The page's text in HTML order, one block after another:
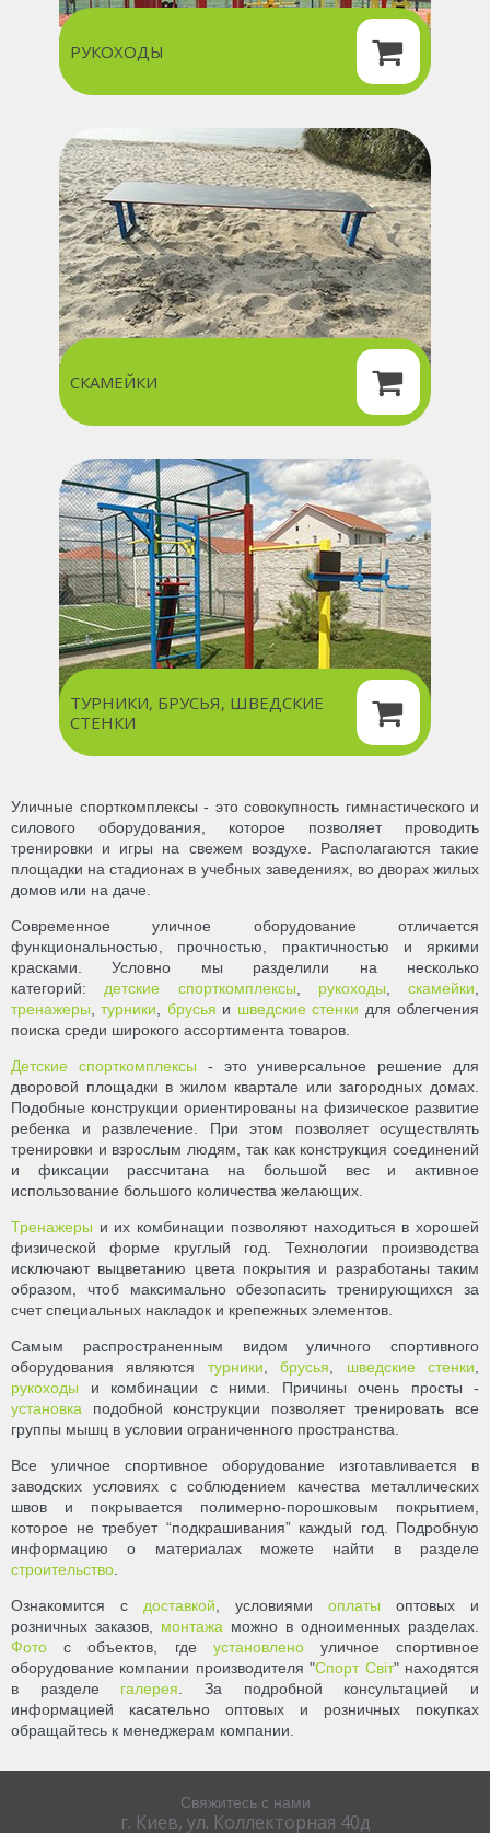
РУКОХОДЫ
СКАМЕЙКИ
ТУРНИКИ, БРУСЬЯ, ШВЕДСКИЕ
СТЕНКИ
Уличные спорткомплексы - это совокупность гимнастического и
силового оборудования, которое позволяет проводить
тренировки и игры на свежем воздухе. Располагаются такие
площадки на стадионах в учебных заведениях, во дворах жилых
домов или на даче.
Современное уличное оборудование отличается
функциональностью, прочностью, практичностью и яркими
красками. Условно мы разделили на несколько
категорий: детские спорткомплексы рукоходы скамейки
тренажеры ,турники брусья и шведские стенки для облегчения
поиска среди широкого ассортимента товаров.
Детские спорткомплексы - это универсальное решение для
дворовой площадки в жилом квартале или загородных домах.
Подобные конструкции ориентированы на физическое развитие
ребенка и развлечение. При этом позволяет осуществлять
тренировки и взрослым людям, так как конструкция соединений
и фиксации рассчитана на большой вес и активное
использование большого количества желающих.
Тренажеры и их комбинации позволяют находиться в хорошей
физической форме круглый год. Технологии производства
исключают выцветанию цвета покрытия и разработаны таким
образом, чтоб максимально обезопасить тренирующихся за
счет специальных накладок и крепежных элементов.
Самым распространенным видом уличного спортивного
оборудования являются турники ,брусья шведские стенки
рукоходы и комбинации с ними. Причины очень просты -
установка подобной конструкции позволяет тренировать все
группы мышц в условии ограниченного пространства.
Все уличное спортивное оборудование изготавливается в
заводских условиях с соблюдением качества металлических
швов и покрывается полимерно-порошковым покрытием,
которое не требует “подкрашивания” каждый год. Подробную
информацию о материалах можете найти в разделе
строительство
Ознакомится с доставкой , условиями оплаты оптовых и
розничных заказов, монтажа можно в одноименных разделах.
Фото с объектов, где установленоуличное спортивное
оборудование компании производителя "Спорт Світ" находятся
в разделе галерея . За подробной консультацией и
информацией касательно оптовых и розничных покупках
обращайтесь к менеджерам компании.
Свяжитесь с нами
г. Киев, ул. Коллекторная 40д